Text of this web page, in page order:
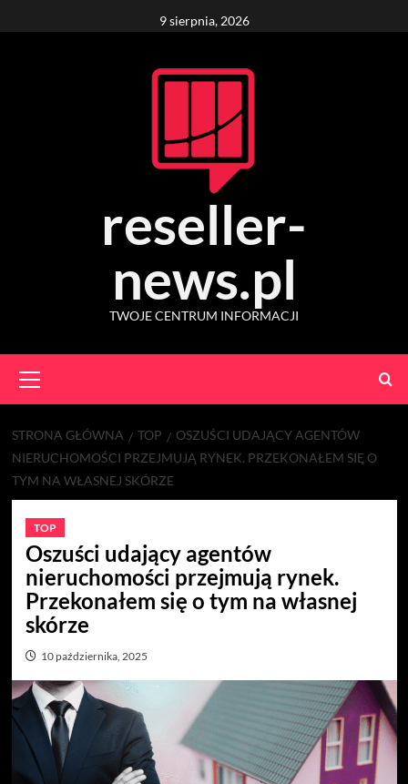
to
9 sierpnia, 2026
reseller-
news.pl
TWOJE CENTRUM INFORMACJI
Menu
STRONA GŁÓWNA TOP
OSZUŚCI UDAJĄCY AGENTÓW
NIERUCHOMOŚCI PRZEJMUJĄ RYNEK. PRZEKONAŁEM SIĘ O
TYM NA WŁASNEJ SKÓRZE
TOP
Oszuści udający agentów
nieruchomości przejmują rynek.
Przekonałem się o tym na własnej
skórze
10 października, 2025